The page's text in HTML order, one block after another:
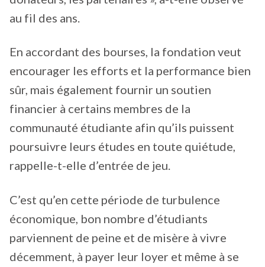
au fil des ans.
En accordant des bourses, la fondation veut
encourager les efforts et la performance bien
sûr, mais également fournir un soutien
financier à certains membres de la
communauté étudiante afin qu’ils puissent
poursuivre leurs études en toute quiétude,
rappelle-t-elle d’entrée de jeu.
C’est qu’en cette période de turbulence
économique, bon nombre d’étudiants
parviennent de peine et de misère à vivre
décemment, à payer leur loyer et même à se